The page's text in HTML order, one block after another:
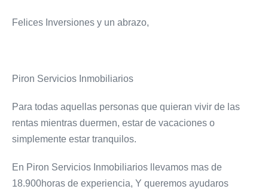
Felices Inversiones y un abrazo,
Piron Servicios Inmobiliarios
Para todas aquellas personas que quieran vivir de las
rentas mientras duermen, estar de vacaciones o
simplemente estar tranquilos.
En Piron Servicios Inmobiliarios llevamos mas de
18.900horas de experiencia, Y queremos ayudaros